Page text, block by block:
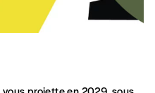
pas de patrie.
Alors
Et je ne le fais pas seul.